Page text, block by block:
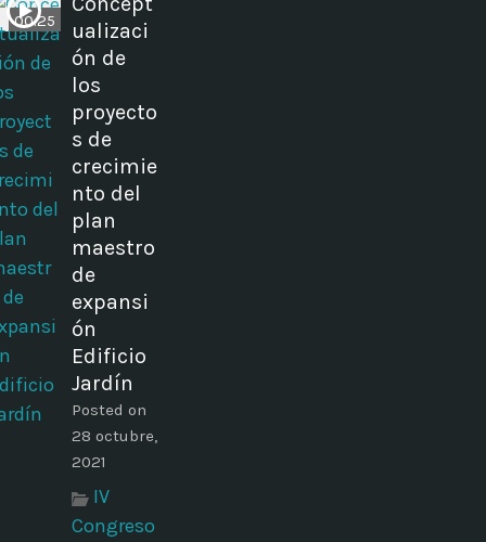
00:25
ualizaci
ón de
los
proyecto
s de
crecimie
nto del
plan
maestro
de
expansi
ón
Edificio
Jardín
Posted on
28 octubre,
2021
IV
Congreso